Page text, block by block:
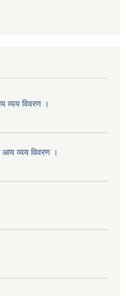
व्यय विवरण ।
आय व्यय विवरण ।